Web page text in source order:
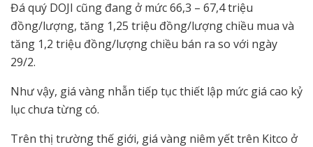
Đá quý DOJI cũng đang ở mức 66,3 – 67,4 triệu
đồng/lượng, tăng 1,25 triệu đồng/lượng chiều mua và
tăng 1,2 triệu đồng/lượng chiều bán ra so với ngày
29/2.
Như vậy, giá vàng nhẫn tiếp tục thiết lập mức giá cao kỷ
lục chưa từng có.
Trên thị trường thế giới, giá vàng niêm yết trên Kitco ở